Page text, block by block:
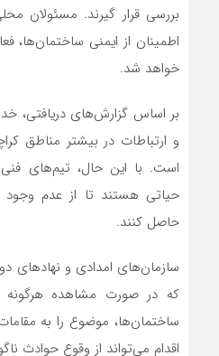
بررسی قرار گیرند. مسئولان
اطمینان از ایمنی ساختمان‌ها،
خواهد شد.
بر اساس گزارش‌های دریافتی،
و ارتباطات در بیشتر مناطق
است. با این حال، تیم‌های
حیاتی هستند تا از عدم
حاصل کنند.
سازمان‌های امدادی و نهادهای
که در صورت مشاهده
ساختمان‌ها، موضوع را به
اقدام می‌تواند از وقوع حوادث